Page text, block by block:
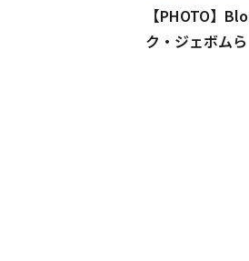
【PHOTO】
ク・ジェボム
MONEY」シ